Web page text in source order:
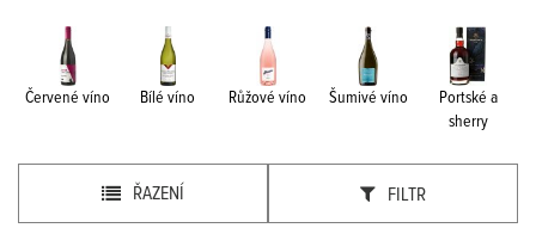
Červené víno Bílé víno Růžové víno Šumivé víno
Portské a
sherry
ŘAZENÍ FILTR